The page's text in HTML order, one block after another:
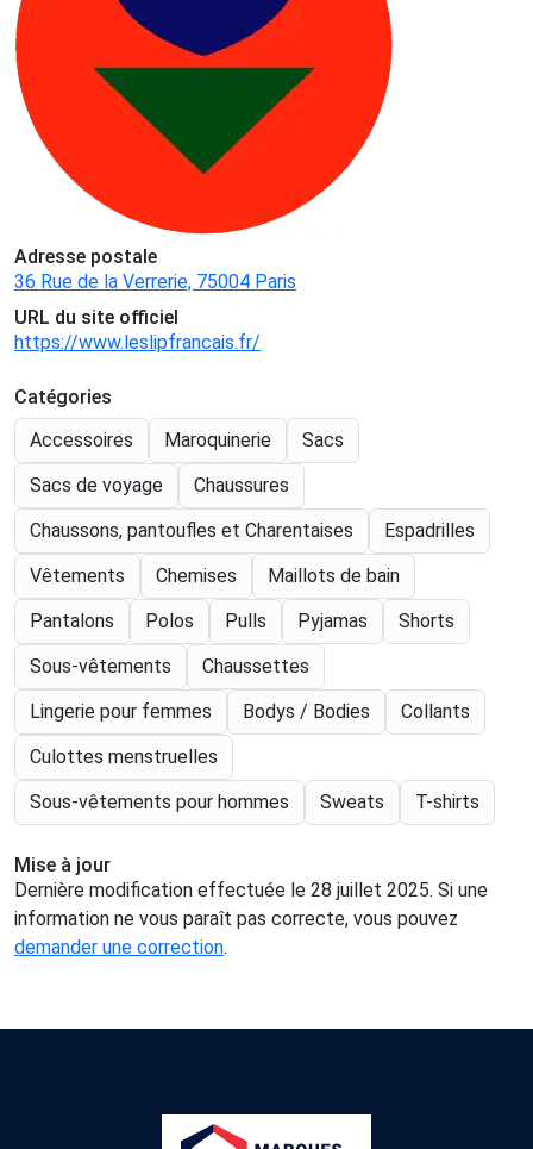
Adresse postale
36 Rue de la Verrerie, 75004 Paris
URL du site officiel
https://www.leslipfrancais.fr/
Catégories
Accessoires
Maroquinerie
Sacs
Sacs de voyage
Chaussures
Chaussons, pantoufles et Charentaises
Espadrilles
Vêtements
Chemises
Maillots de bain
Pantalons
Polos Pulls Pyjamas
Shorts
Sous-vêtements
Chaussettes
Lingerie pour femmes
Bodys / Bodies
Collants
Culottes menstruelles
Sous-vêtements pour hommes
Sweats T-shirts
Mise à jour
Dernière modification effectuée le 28 juillet 2025. Si une
information ne vous paraît pas correcte, vous pouvez
demander une correction.